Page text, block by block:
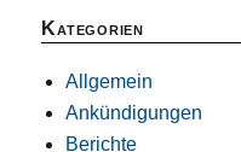
Kategorien
Allgemein
Ankündigungen
Berichte